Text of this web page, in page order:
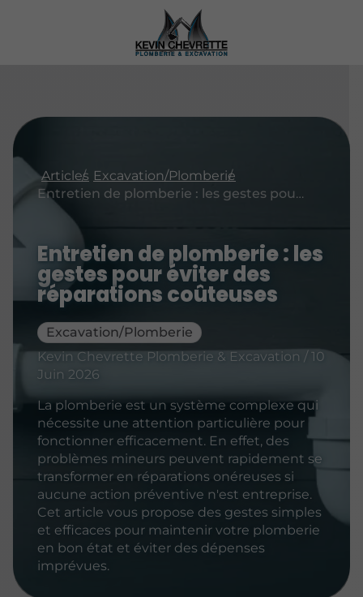
Articles Excavation/Plomberie
Entretien de plomberie : les gestes pour éviter des réparations coûteuses
Entretien de plomberie : les
gestes pour éviter des
réparations coûteuses
Excavation/Plomberie
Kevin Chevrette Plomberie & Excavation / 10
Juin 2026
La plomberie est un système complexe qui
nécessite une attention particulière pour
fonctionner efficacement. En effet, des
problèmes mineurs peuvent rapidement se
transformer en réparations onéreuses si
aucune action préventive n'est entreprise.
Cet article vous propose des gestes simples
et efficaces pour maintenir votre plomberie
en bon état et éviter des dépenses
imprévues.